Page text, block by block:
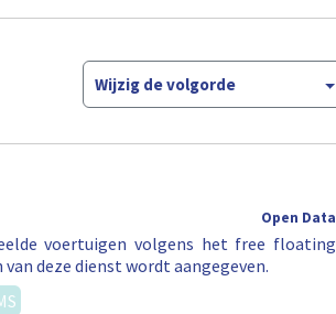
Wijzig de volgorde
Open Data
voertuigen volgens het free floating
deze dienst wordt aangegeven.